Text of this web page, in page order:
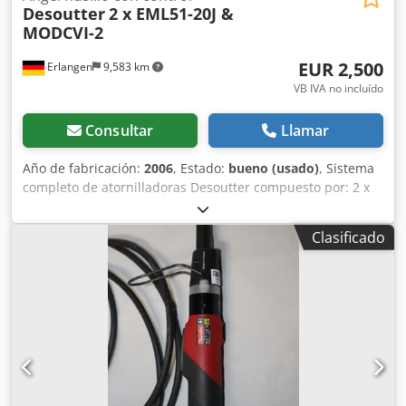
Erlangen 9,583 km
Desoutter2 x EML51-20J &
MODCVI-2
EUR 2,500
VB IVA no incluído
Consultar Llamar
Año de fabricación: 2006, Estado: bueno (usado), Sistema
completo de atornilladoras Desoutter compuesto por: 2 x
husillos de atornillado angulares controlados por sensores
de medición Desoutter EML51-20J N.º de artículo:
6151650640 Rango de par: de 30 a 135 Nm Salida: 1/2"
Velocidad: 403 min-1 Longitud: 166 mm Diámetro: 51,2 mm
1 x unidad de control de atornilladora Desoutter MODCVI-2
(= versión de montaje en rack de la TWINCVI-2) con
transformador. N.º de artículo: 6159325210 Canales de
atornillado: 2 Número de ciclos de atornillado por canal:
250 Número de fases en un ciclo de atornillado: 20
Contador total de E/S: 99 Memoria de resultados de
atornillado: Par + ángulo + fecha + hora + resultado +
Clasificado